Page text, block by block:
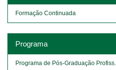
Formação Continuada
Programa
Programa de Pós-Graduação Profiss...